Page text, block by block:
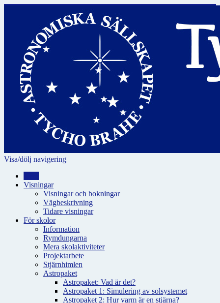
Visa/dölj navigering
Visningar
Visningar och bokningar
Vägbeskrivning
Tidare visningar
För skolor
Information
Rymdungarna
Mera skolaktiviteter
Projektarbete
Stjärnhimlen
Astropaket
Astropaket: Vad är det?
Astropaket 1: Simulering av solsystemet
Astropaket 2: Hur varm är en stjärna?